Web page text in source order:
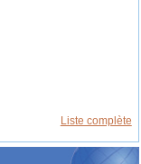
Liste complète